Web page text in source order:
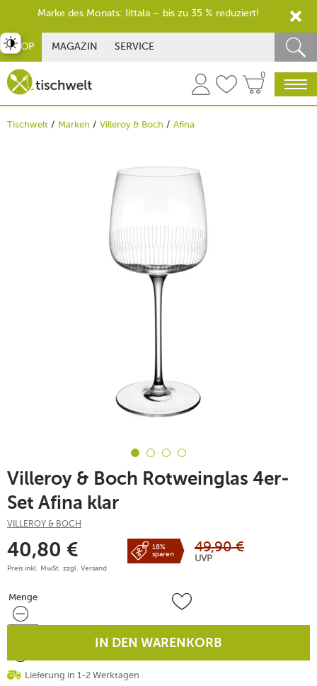
SHOP MAGAZIN SERVICE
0
Tischwelt Marken Villeroy & Boch Afina
Villeroy & Boch Rotweinglas 4er-
Set Afina klar
VILLEROY & BOCH
40,80 €
Preis inkl. MwSt. zzgl. Versand
18%
sparen
49,90 €
UVP
Menge
Menge
IN DEN WARENKORB
Lieferung in 1-2 Werktagen
umschalten
Marke des Monats: Iittala – bis zu 35 % reduziert!